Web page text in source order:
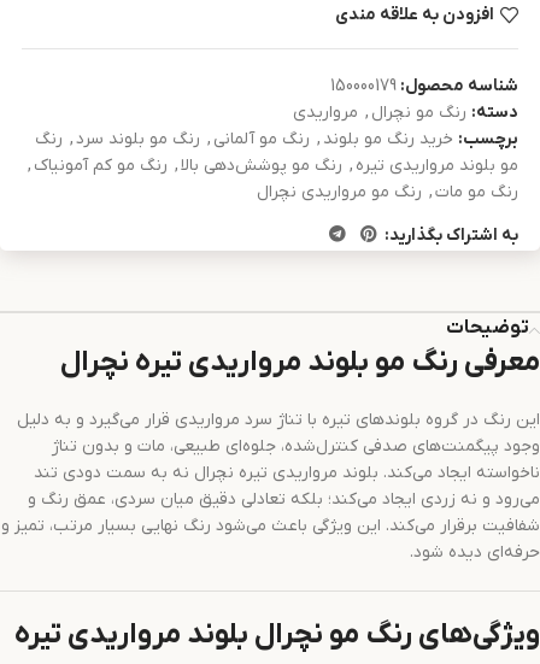
افزودن به علاقه مندی
شناسه محصول: 150000179
دسته: رنگ مو نچرال , مرواریدی
برچسب: خرید رنگ مو بلوند , رنگ مو آلمانی , رنگ مو بلوند سرد, رنگ
مو بلوند مرواریدی تیره , رنگ مو پوشش‌دهی بالا, رنگ مو کم آمونیاک ,
رنگ مو مات, رنگ مو مرواریدی نچرال
به اشتراک بگذارید:
توضیحات
معرفی رنگ مو بلوند مرواریدی تیره نچرال
این رنگ در گروه بلوندهای تیره با تناژ سرد مرواریدی قرار می‌گیرد و به دلیل
وجود پیگمنت‌های صدفی کنترل‌شده، جلوه‌ای طبیعی، مات و بدون تناژ
ناخواسته ایجاد می‌کند. بلوند مرواریدی تیره نچرال نه به سمت دودی تند
می‌رود و نه زردی ایجاد می‌کند؛ بلکه تعادلی دقیق میان سردی، عمق رنگ و
شفافیت برقرار می‌کند. این ویژگی باعث می‌شود رنگ نهایی بسیار مرتب، تمیز و
حرفه‌ای دیده شود.
ویژگی‌های رنگ مو نچرال بلوند مرواریدی تیره